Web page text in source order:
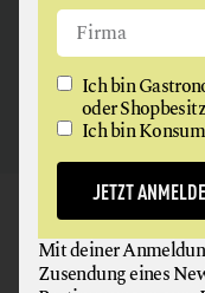
GAUMEN HOCH
NEWSLETTER
Ich bin
oder
Ich bin
JETZT
Mit deiner
Zusendung eines